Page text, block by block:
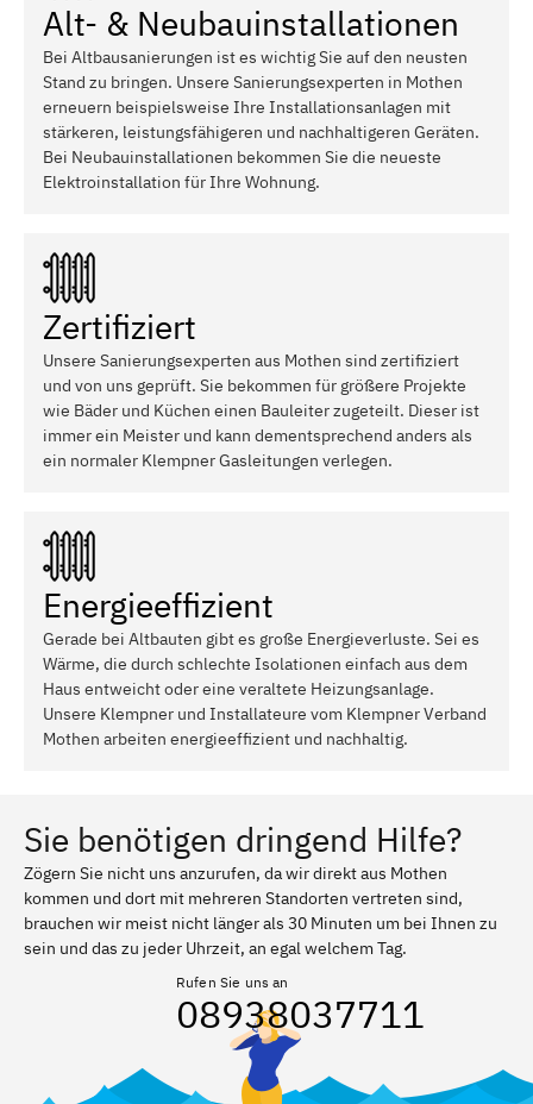
Alt- & Neubauinstallationen
Bei Altbausanierungen ist es wichtig Sie auf den neusten
Stand zu bringen. Unsere Sanierungsexperten in Mothen
erneuern beispielsweise Ihre Installationsanlagen mit
stärkeren, leistungsfähigeren und nachhaltigeren Geräten.
Bei Neubauinstallationen bekommen Sie die neueste
Elektroinstallation für Ihre Wohnung.
Zertifiziert
Unsere Sanierungsexperten aus Mothen sind zertifiziert
und von uns geprüft. Sie bekommen für größere Projekte
wie Bäder und Küchen einen Bauleiter zugeteilt. Dieser ist
immer ein Meister und kann dementsprechend anders als
ein normaler Klempner Gasleitungen verlegen.
Energieeffizient
Gerade bei Altbauten gibt es große Energieverluste. Sei es
Wärme, die durch schlechte Isolationen einfach aus dem
Haus entweicht oder eine veraltete Heizungsanlage.
Unsere Klempner und Installateure vom Klempner Verband
Mothen arbeiten energieeffizient und nachhaltig.
Sie benötigen dringend Hilfe?
Zögern Sie nicht uns anzurufen, da wir direkt aus Mothen
kommen und dort mit mehreren Standorten vertreten sind,
brauchen wir meist nicht länger als 30 Minuten um bei Ihnen zu
sein und das zu jeder Uhrzeit, an egal welchem Tag.
Rufen Sie uns an
08938037711